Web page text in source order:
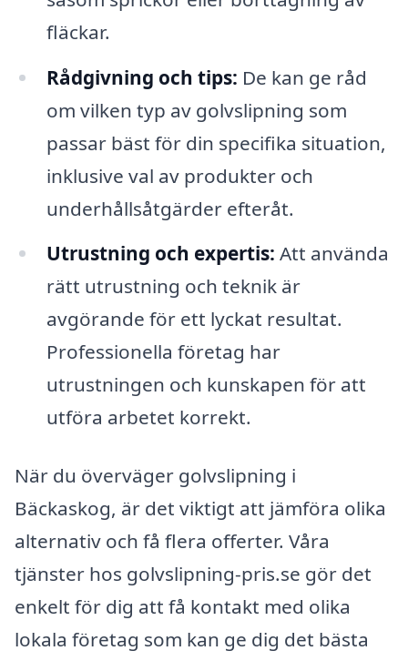
fläckar.
Rådgivning och tips: De kan ge råd
om vilken typ av golvslipning som
passar bäst för din specifika situation,
inklusive val av produkter och
underhållsåtgärder efteråt.
Utrustning och expertis: Att använda
rätt utrustning och teknik är
avgörande för ett lyckat resultat.
Professionella företag har
utrustningen och kunskapen för att
utföra arbetet korrekt.
När du överväger golvslipning i
Bäckaskog, är det viktigt att jämföra olika
alternativ och få flera offerter. Våra
tjänster hos golvslipning-pris.se gör det
enkelt för dig att få kontakt med olika
lokala företag som kan ge dig det bästa